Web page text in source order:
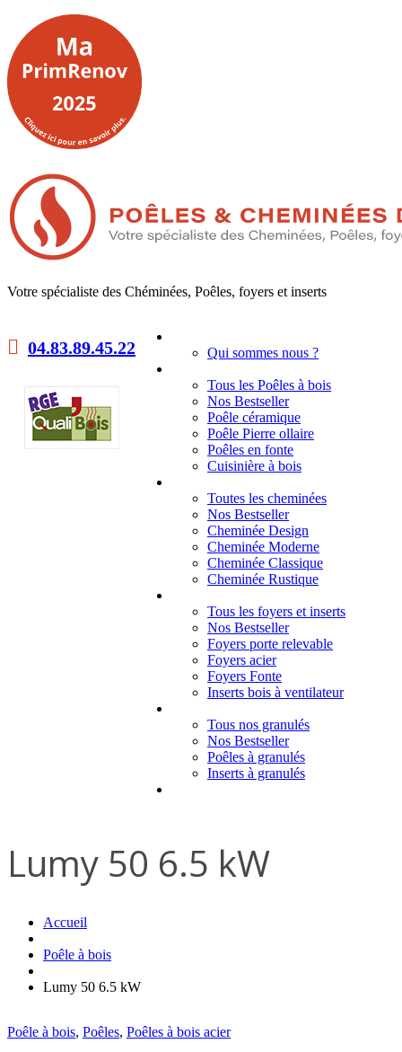
Votre spécialiste des Chéminées, Poêles, foyers et inserts
04.83.89.45.22 Qui sommes nous ?
Tous les Poêles à bois
Nos Bestseller
Poêle céramique
Poêle Pierre ollaire
Poêles en fonte
Cuisinière à bois
Toutes les cheminées
Nos Bestseller
Cheminée Design
Cheminée Moderne
Cheminée Classique
Cheminée Rustique
Tous les foyers et inserts
Nos Bestseller
Foyers porte relevable
Foyers acier
Foyers Fonte
Inserts bois à ventilateur
Tous nos granulés
Nos Bestseller
Poêles à granulés
Inserts à granulés
Lumy 50 6.5 kW
Accueil
Poêle à bois
Lumy 50 6.5 kW
Poêle à bois, Poêles, Poêles à bois acier